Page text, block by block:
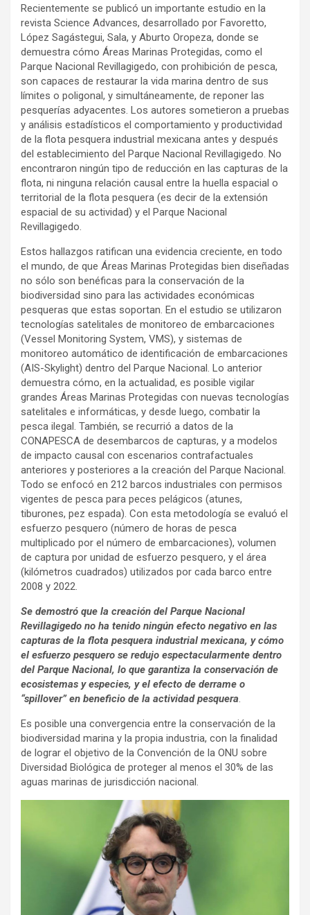
Recientemente se publicó un importante estudio en la
revista Science Advances, desarrollado por Favoretto,
López Sagástegui, Sala, y Aburto Oropeza, donde se
demuestra cómo Áreas Marinas Protegidas, como el
Parque Nacional Revillagigedo, con prohibición de pesca,
son capaces de restaurar la vida marina dentro de sus
límites o poligonal, y simultáneamente, de reponer las
pesquerías adyacentes. Los autores sometieron a pruebas
y análisis estadísticos el comportamiento y productividad
de la flota pesquera industrial mexicana antes y después
del establecimiento del Parque Nacional Revillagigedo. No
encontraron ningún tipo de reducción en las capturas de la
flota, ni ninguna relación causal entre la huella espacial o
territorial de la flota pesquera (es decir de la extensión
espacial de su actividad) y el Parque Nacional
Revillagigedo.
Estos hallazgos ratifican una evidencia creciente, en todo
el mundo, de que Áreas Marinas Protegidas bien diseñadas
no sólo son benéficas para la conservación de la
biodiversidad sino para las actividades económicas
pesqueras que estas soportan. En el estudio se utilizaron
tecnologías satelitales de monitoreo de embarcaciones
(Vessel Monitoring System, VMS), y sistemas de
monitoreo automático de identificación de embarcaciones
(AIS-Skylight) dentro del Parque Nacional. Lo anterior
demuestra cómo, en la actualidad, es posible vigilar
grandes Áreas Marinas Protegidas con nuevas tecnologías
satelitales e informáticas, y desde luego, combatir la
pesca ilegal. También, se recurrió a datos de la
CONAPESCA de desembarcos de capturas, y a modelos
de impacto causal con escenarios contrafactuales
anteriores y posteriores a la creación del Parque Nacional.
Todo se enfocó en 212 barcos industriales con permisos
vigentes de pesca para peces pelágicos (atunes,
tiburones, pez espada). Con esta metodología se evaluó el
esfuerzo pesquero (número de horas de pesca
multiplicado por el número de embarcaciones), volumen
de captura por unidad de esfuerzo pesquero, y el área
(kilómetros cuadrados) utilizados por cada barco entre
2008 y 2022.
Se demostró que la creación del Parque Nacional
Revillagigedo no ha tenido ningún efecto negativo en las
capturas de la flota pesquera industrial mexicana, y cómo
el esfuerzo pesquero se redujo espectacularmente dentro
del Parque Nacional, lo que garantiza la conservación de
ecosistemas y especies, y el efecto de derrame o
“spillover” en beneficio de la actividad pesquera.
Es posible una convergencia entre la conservación de la
biodiversidad marina y la propia industria, con la finalidad
de lograr el objetivo de la Convención de la ONU sobre
Diversidad Biológica de proteger al menos el 30% de las
aguas marinas de jurisdicción nacional.